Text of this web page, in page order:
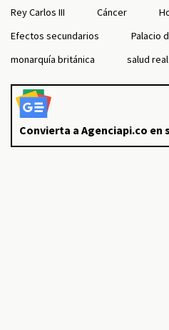
Rey Carlos III Cáncer
Efectos secundarios
Palacio
monarquía británica
salud real
Convierta a Agenciapi.co